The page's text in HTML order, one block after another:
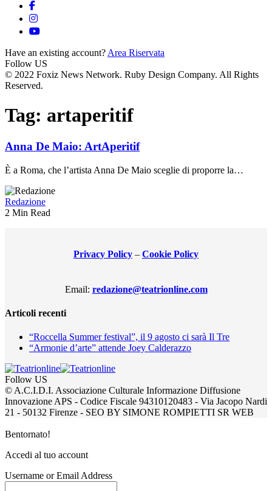
Have an existing account? Area Riservata
Follow US
© 2022 Foxiz News Network. Ruby Design Company. All Rights
Reserved.
Tag: artaperitif
Anna De Maio: ArtAperitif
È a Roma, che l’artista Anna De Maio sceglie di proporre la…
Redazione
2 Min Read
Privacy Policy – Cookie Policy
Email: redazione@teatrionline.com
Articoli recenti
“Roccella Summer festival”, il 9 agosto ci sarà Il Tre
“Armonie d’arte” attende Joey Calderazzo
Follow US
© A.C.I.D.I. Associazione Culturale Informazione Diffusione
Innovazione APS - Codice Fiscale 94310120483 - Via Jacopo Nardi
21 - 50132 Firenze - SEO BY SIMONE ROMPIETTI SR WEB
Bentornato!
Accedi al tuo account
Username or Email Address